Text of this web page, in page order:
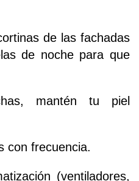
de las fachadas
de noche para que
mantén tu piel
con frecuencia.
(ventiladores,